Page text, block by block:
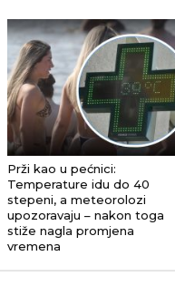
Prži kao u pećnici:
Temperature idu do 40
stepeni, a meteorolozi
upozoravaju – nakon toga
stiže nagla promjena
vremena